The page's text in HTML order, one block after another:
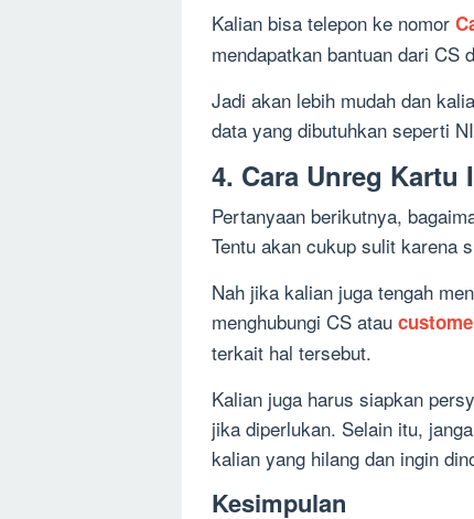
Kalian bisa telepon ke nomor
mendapatkan bantuan dari CS
Jadi akan lebih mudah dan
data yang dibutuhkan seperti
4. Cara Unreg
Pertanyaan berikutnya,
Tentu akan cukup sulit karena
Nah jika kalian juga tengah
menghubungi CS atau
terkait hal tersebut.
Kalian juga harus siapkan
jika diperlukan. Selain itu,
kalian yang hilang dan ingin
Kesimpulan